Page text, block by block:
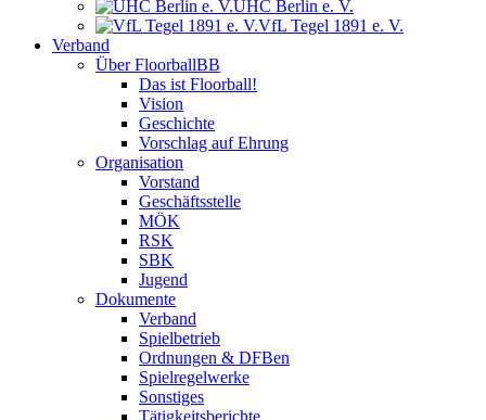
UHC Berlin e. V.
VfL Tegel 1891 e. V.
Verband
Über FloorballBB
Das ist Floorball!
Vision
Geschichte
Vorschlag auf Ehrung
Organisation
Vorstand
Geschäftsstelle
MÖK
RSK
SBK
Jugend
Dokumente
Verband
Spielbetrieb
Ordnungen & DFBen
Spielregelwerke
Sonstiges
Tätigkeitsberichte